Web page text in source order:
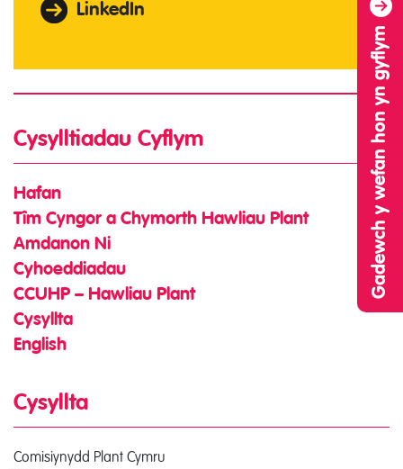
Gadewch y wefan hon yn gyflym
LinkedIn
Cysylltiadau Cyflym
Hafan
Tîm Cyngor a Chymorth Hawliau Plant
Amdanon Ni
Cyhoeddiadau
CCUHP – Hawliau Plant
Cysyllta
English
Cysyllta
Comisiynydd Plant Cymru